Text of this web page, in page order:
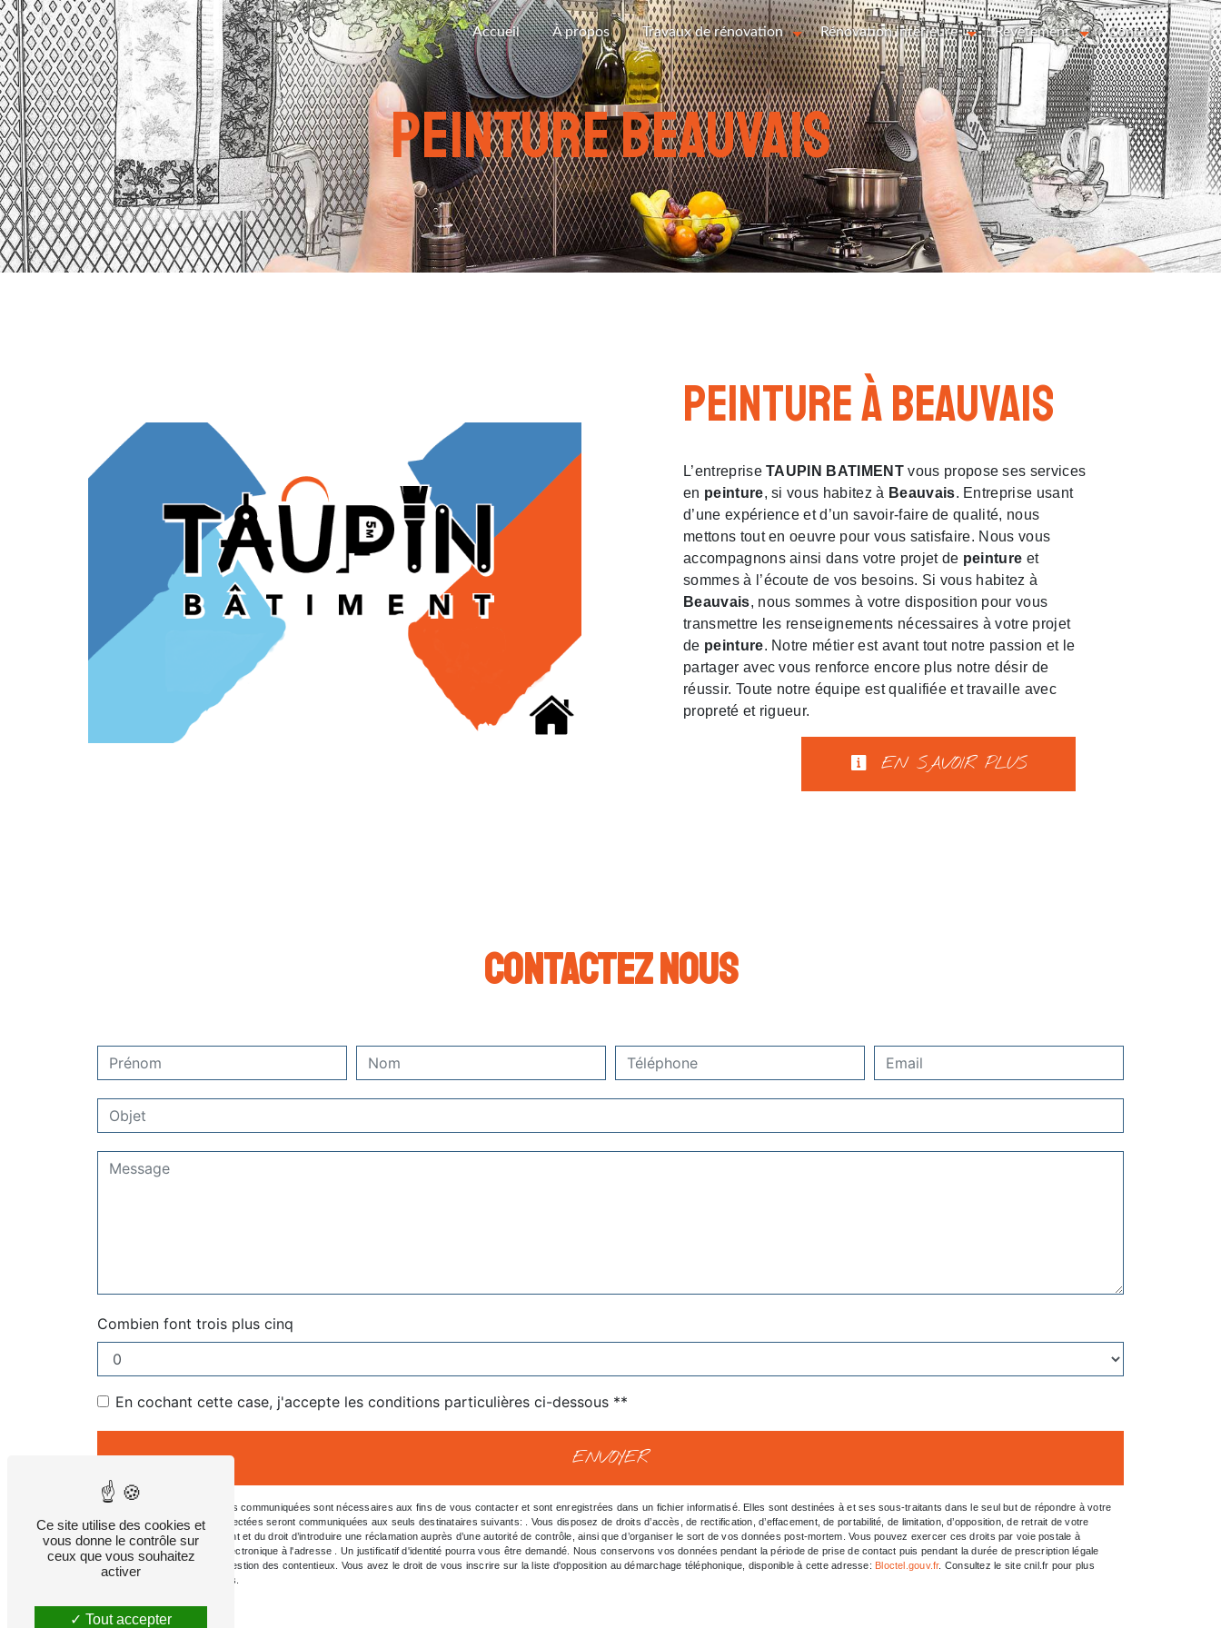
Accueil À propos Travaux de rénovation Rénovation intérieure Revêtement Contact
peinture Beauvais
peinture à Beauvais
L’entrepriseTAUPIN BATIMENTvous propose ses services
en peinture, si vous habitez à Beauvais. Entreprise usant
d’une expérience et d’un savoir-faire de qualité, nous
mettons tout en oeuvre pour vous satisfaire. Nous vous
accompagnons ainsi dans votre projet de peinture et
sommes à l’écoute de vos besoins. Si vous habitez à
Beauvais, nous sommes à votre disposition pour vous
transmettre les renseignements nécessaires à votre projet
de peinture. Notre métier est avant tout notre passion et le
partager avec vous renforce encore plus notre désir de
réussir. Toute notre équipe est qualifiée et travaille avec
propreté et rigueur.
EN SAVOIR PLUS
Contactez nous
Combien font trois plus cinq
En cochant cette case, j'accepte les conditions particulières ci-dessous **
ENVOYER
** Les données personnelles communiquées sont nécessaires aux fins de vous contacter et sont enregistrées dans un fichier informatisé. Elles sont destinées à et ses sous-traitants dans le seul but de répondre à votre
message. Les données collectées seront communiquées aux seuls destinataires suivants: . Vous disposez de droits d’accès, de rectification, d’effacement, de portabilité, de limitation, d’opposition, de retrait de votre
consentement à tout moment et du droit d’introduire une réclamation auprès d’une autorité de contrôle, ainsi que d’organiser le sort de vos données post-mortem. Vous pouvez exercer ces droits par voie postale à
l'adresse ou par courrier électronique à l'adresse . Un justificatif d'identité pourra vous être demandé. Nous conservons vos données pendant la période de prise de contact puis pendant la durée de prescription légale
aux fins probatoires et de gestion des contentieux. Vous avez le droit de vous inscrire sur la liste d'opposition au démarchage téléphonique, disponible à cette adresse: Bloctel.gouv.fr. Consultez le site cnil.fr pour plus
d’informations sur vos droits.
Panneau de gestion des cookies
Ce site utilise des cookies et
vous donne le contrôle sur
ceux que vous souhaitez
activer
Tout accepter